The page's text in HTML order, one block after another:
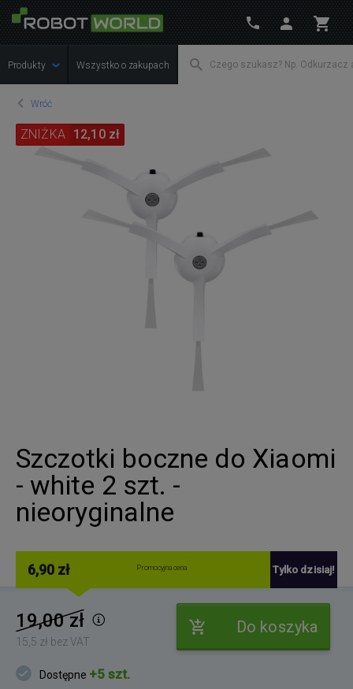
Produkty Wszystko o zakupach
Wróć
ZNIŻKA 12,10 zł
Szczotki boczne do Xiaomi
- white 2 szt. -
nieoryginalne
6,90 zł Promocyjna cena Tylko dzisiaj!
19,00 zł
15,5 zł bez VAT
Do koszyka
Dostępne +5 szt.